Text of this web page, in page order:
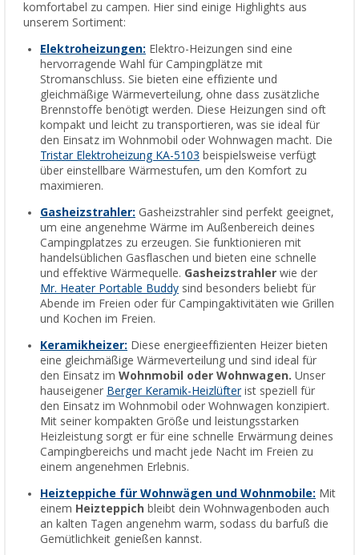
komfortabel zu campen. Hier sind einige Highlights aus
unserem Sortiment:
Elektroheizungen: Elektro-Heizungen sind eine
hervorragende Wahl für Campingplätze mit
Stromanschluss. Sie bieten eine effiziente und
gleichmäßige Wärmeverteilung, ohne dass zusätzliche
Brennstoffe benötigt werden. Diese Heizungen sind oft
kompakt und leicht zu transportieren, was sie ideal für
den Einsatz im Wohnmobil oder Wohnwagen macht. Die
Tristar Elektroheizung KA-5103 beispielsweise verfügt
über einstellbare Wärmestufen, um den Komfort zu
maximieren.
Gasheizstrahler: Gasheizstrahler sind perfekt geeignet,
um eine angenehme Wärme im Außenbereich deines
Campingplatzes zu erzeugen. Sie funktionieren mit
handelsüblichen Gasflaschen und bieten eine schnelle
und effektive Wärmequelle. Gasheizstrahler wie der
Mr. Heater Portable Buddy sind besonders beliebt für
Abende im Freien oder für Campingaktivitäten wie Grillen
und Kochen im Freien.
Keramikheizer: Diese energieeffizienten Heizer bieten
eine gleichmäßige Wärmeverteilung und sind ideal für
den Einsatz im Wohnmobil oder Wohnwagen. Unser
hauseigener Berger Keramik-Heizlüfterist speziell für
den Einsatz im Wohnmobil oder Wohnwagen konzipiert.
Mit seiner kompakten Größe und leistungsstarken
Heizleistung sorgt er für eine schnelle Erwärmung deines
Campingbereichs und macht jede Nacht im Freien zu
einem angenehmen Erlebnis.
Heizteppiche für Wohnwägen und Wohnmobile: Mit
einem Heizteppich bleibt dein Wohnwagenboden auch
an kalten Tagen angenehm warm, sodass du barfuß die
Gemütlichkeit genießen kannst.